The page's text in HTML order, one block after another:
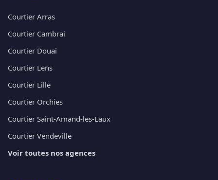
Courtier Arras
Courtier Cambrai
Courtier Douai
Courtier Lens
Courtier Lille
Courtier Orchies
Courtier Saint-Amand-les-Eaux
Courtier Vendeville
Voir toutes nos agences